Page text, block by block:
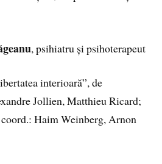
, psihiatru și psihoterapeut
interioară”, de
Jollien, Matthieu Ricard;
Haim Weinberg, Arnon